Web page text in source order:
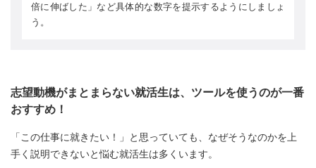
倍に伸ばした」など具体的な数字を提示するようにしましょ
う。
志望動機がまとまらない就活生は、ツールを使うのが一番
おすすめ！
「この仕事に就きたい！」と思っていても、なぜそうなのかを上
手く説明できないと悩む就活生は多くいます。